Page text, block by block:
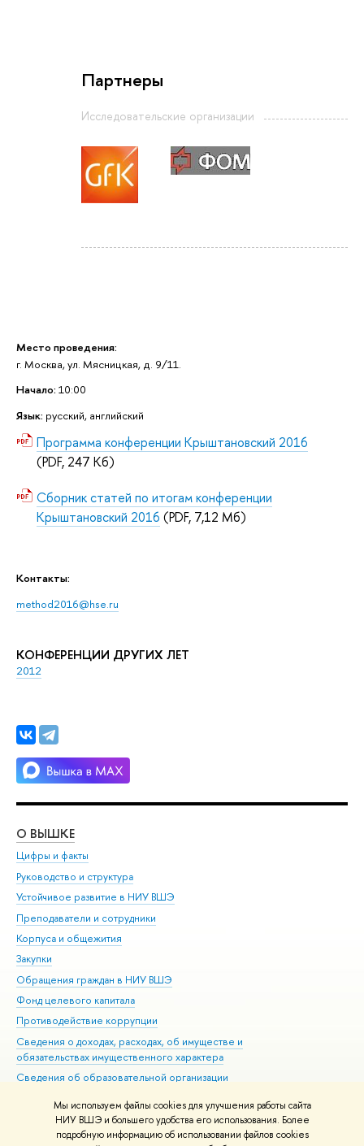
Мы используем файлы cookies для улучшения работы сайта
НИУ ВШЭ и большего удобства его использования. Более
подробную информацию об использовании файлов cookies
Место проведения:
г. Москва, ул. Мясницкая, д. 9/11.
Начало: 10:00
Язык: русский, английский
Программа конференции Крыштановский 2016
(PDF, 247 Кб)
Сборник статей по итогам конференции
Крыштановский 2016 (PDF, 7,12 Мб)
Контакты:
method2016@hse.ru
КОНФЕРЕНЦИИ ДРУГИХ ЛЕТ
2012
Партнеры
Исследовательские организации
О ВЫШКЕ
Цифры и факты
Руководство и структура
Устойчивое развитие в НИУ ВШЭ
Преподаватели и сотрудники
Корпуса и общежития
Закупки
Обращения граждан в НИУ ВШЭ
Фонд целевого капитала
Противодействие коррупции
Сведения о доходах, расходах, об имуществе и
обязательствах имущественного характера
Сведения об образовательной организации
Людям с ограниченными возможностями здоровья
Единая платежная страница
Работа в Вышке